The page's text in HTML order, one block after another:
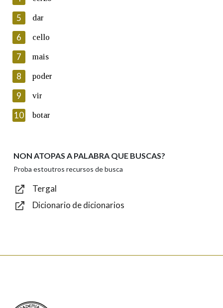
Lin e acepto as condicións da política de
Introduce o código que aparece na imaxe:
Texto de verificación
Enviar
5 dar
6 cello
7 mais
8 poder
9 vir
10 botar
NON ATOPAS A PALABRA QUE BUSCAS?
Proba estoutros recursos de busca
Tergal
Dicionario de dicionarios
Real Academia Galega